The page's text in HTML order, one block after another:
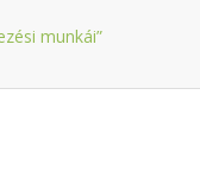
munkái”